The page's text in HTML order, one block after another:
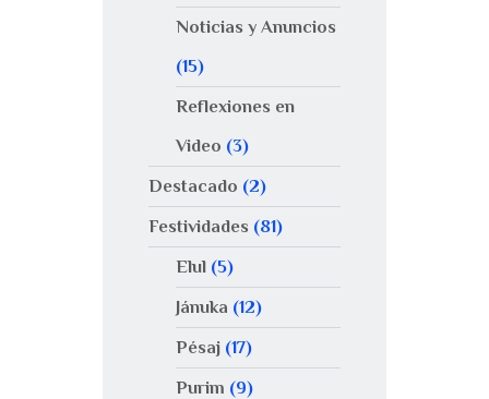
Noticias y Anuncios
(15)
Reflexiones en
Video (3)
Destacado (2)
Festividades (81)
Elul(5)
Jánuka (12)
Pésaj(17)
Purim (9)